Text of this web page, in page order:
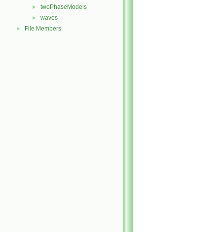
► twoPhaseModels
► waves
► File Members